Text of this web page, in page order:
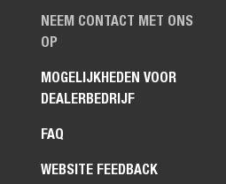
NEEM CONTACT MET ONS
OP
MOGELIJKHEDEN VOOR
DEALERBEDRIJF
FAQ
WEBSITE FEEDBACK